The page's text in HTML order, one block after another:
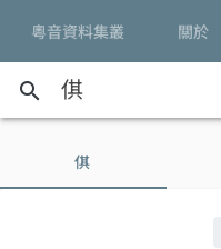
粵音資料集叢 關於
search
倛